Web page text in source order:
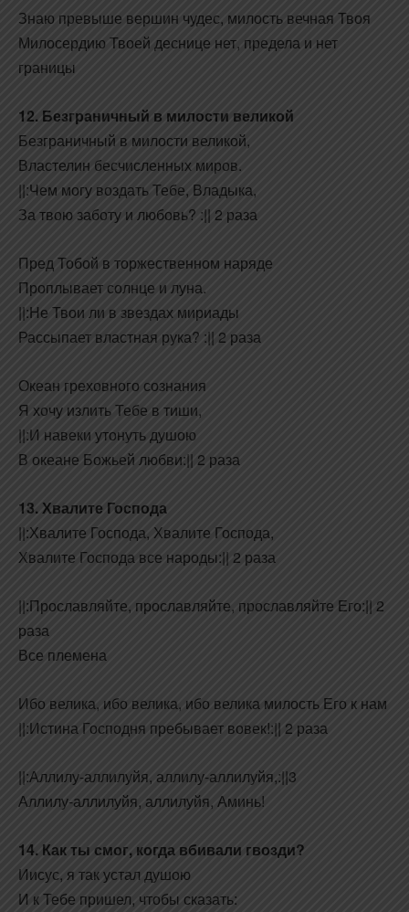
Знаю превыше вершин чудес, милость вечная Твоя
Милосердию Твоей деснице нет, предела и нет
границы
12. Безграничный в милости великой
Безграничный в милости великой,
Властелин бесчисленных миров.
||:Чем могу воздать Тебе, Владыка,
За твою заботу и любовь? :|| 2 раза
Пред Тобой в торжественном наряде
Проплывает солнце и луна.
||:Не Твои ли в звездах мириады
Рассыпает властная рука? :|| 2 раза
Океан греховного сознания
Я хочу излить Тебе в тиши,
||:И навеки утонуть душою
В океане Божьей любви:|| 2 раза
13. Хвалите Господа
||:Хвалите Господа, Хвалите Господа,
Хвалите Господа все народы:|| 2 раза
||:Прославляйте, прославляйте, прославляйте Его:|| 2
раза
Все племена
Ибо велика, ибо велика, ибо велика милость Его к нам
||:Истина Господня пребывает вовек!:|| 2 раза
||:Аллилу-аллилуйя, аллилу-аллилуйя,:||3
Аллилу-аллилуйя, аллилуйя, Аминь!
14. Как ты смог, когда вбивали гвозди?
Иисус, я так устал душою
И к Тебе пришел, чтобы сказать: